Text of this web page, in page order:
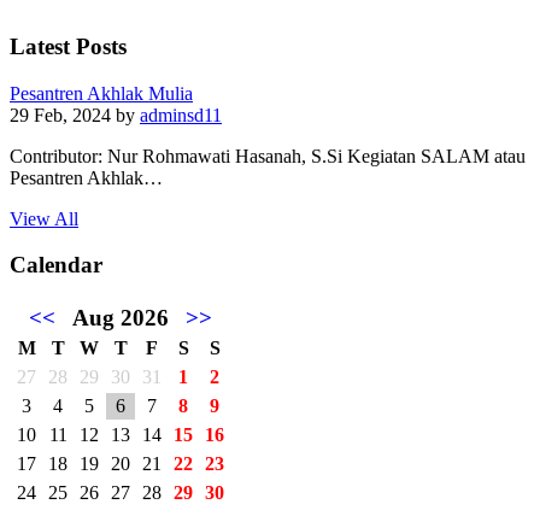
Latest Posts
Pesantren Akhlak Mulia
29 Feb, 2024 by adminsd11
Contributor: Nur Rohmawati Hasanah, S.Si Kegiatan SALAM atau
Pesantren Akhlak…
View All
Calendar
<< Aug 2026 >>
M T W T F S
S
27
28 29 30 31 1
2
3
4 5 6 7 8
9
10
11 12 13 14 15
16
17
18 19 20 21 22 23
24
25 26 27 28 29 30